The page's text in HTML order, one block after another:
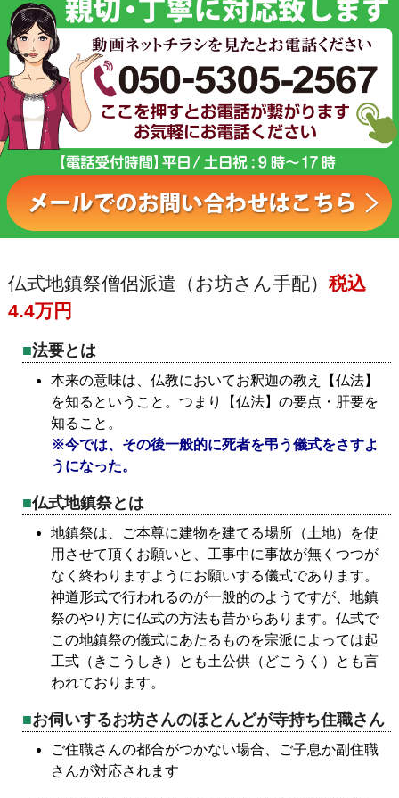
仏式地鎮祭僧侶派遣（お坊さん手配） 税込
4.4万円
法要とは
本来の意味は、仏教においてお釈迦の教え【仏法】
を知るということ。つまり【仏法】の要点・肝要を
知ること。
※今では、その後一般的に死者を弔う儀式をさすよ
うになった。
仏式地鎮祭とは
地鎮祭は、ご本尊に建物を建てる場所（土地）を使
用させて頂くお願いと、工事中に事故が無くつつが
なく終わりますようにお願いする儀式であります。
神道形式で行われるのが一般的のようですが、地鎮
祭のやり方に仏式の方法も昔からあります。仏式で
この地鎮祭の儀式にあたるものを宗派によっては起
工式（きこうしき）とも土公供（どこうく）とも言
われております。
お伺いするお坊さんのほとんどが寺持ち住職さん
ご住職さんの都合がつかない場合、ご子息か副住職
さんが対応されます